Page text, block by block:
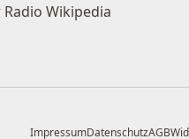
Wikipedia
ImpressumDatenschutzAGB